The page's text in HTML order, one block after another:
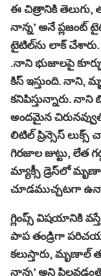
ఈ చిత్రానికి
నాన్న’ అనే ప్లజంట్
టైటిల్‌ను లాక్ చేశారు.
.నాని భుజాలపై
కిస్ ఇస్తుంది. నాని,
కనిపిస్తున్నారు.
అందమైన
లిటిల్ ప్రిన్సెస్ లుక్స్
గిరజాల జుట్టు, లేత
మ్యాక్సీ డ్రెస్‌లో
చూడముచ్చటగా
గ్లింప్స్ విషయానికి
పాప తండ్రిగా
కలుస్తారు, మృణాల్
నాన్న’ అని పిలవడంతో